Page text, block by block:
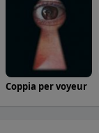
Coppia per voyeur